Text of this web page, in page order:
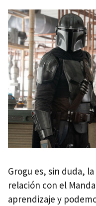
Grogu es, sin duda,
relación con el
aprendizaje y